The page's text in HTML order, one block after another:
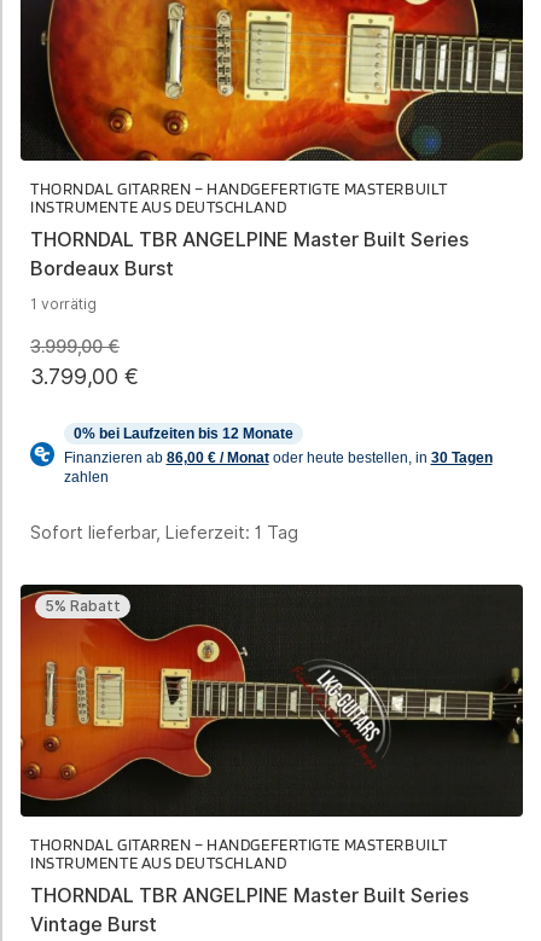
THORNDAL GITARREN – HANDGEFERTIGTE MASTERBUILT
INSTRUMENTE AUS DEUTSCHLAND
THORNDAL TBR ANGELPINE Master Built Series
Bordeaux Burst
1 vorrätig
3.999,00€
3.799,00 €
Sofort lieferbar, Lieferzeit: 1 Tag
5% Rabatt
THORNDAL GITARREN – HANDGEFERTIGTE MASTERBUILT
INSTRUMENTE AUS DEUTSCHLAND
THORNDAL TBR ANGELPINE Master Built Series
Vintage Burst